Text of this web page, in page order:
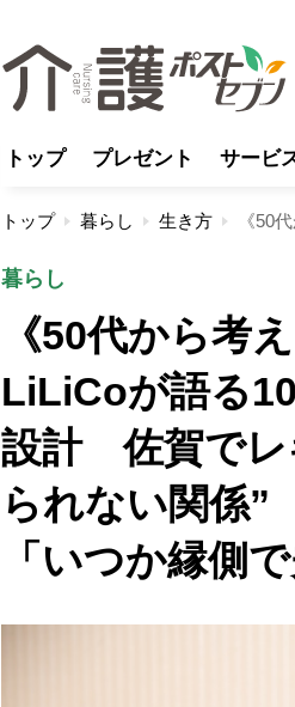
トップ プレゼント サービ
トップ 暮らし 生き方
暮らし
《50代から考
LiLiCoが語る
設計 佐賀でレ
られない関係
「いつか縁側